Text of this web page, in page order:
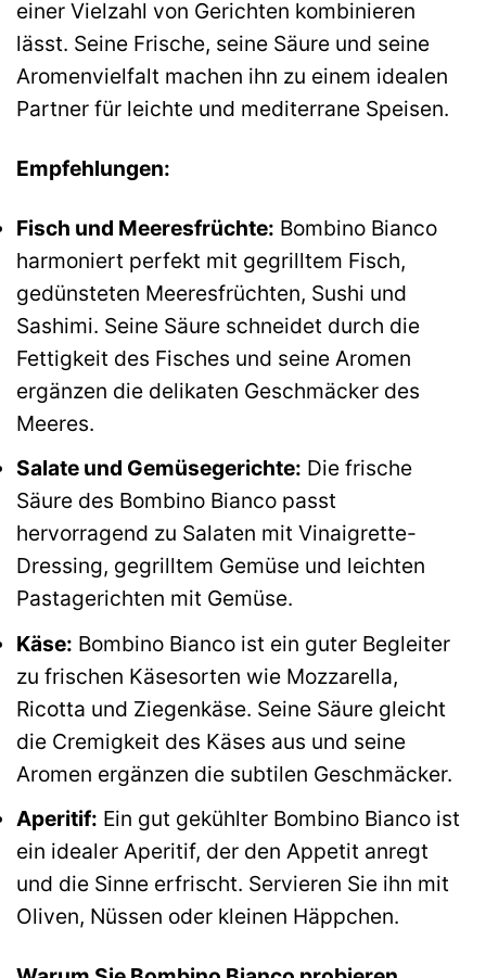
einer Vielzahl von Gerichten kombinieren
lässt. Seine Frische, seine Säure und seine
Aromenvielfalt machen ihn zu einem idealen
Partner für leichte und mediterrane Speisen.
Empfehlungen:
Fisch und Meeresfrüchte: Bombino Bianco
harmoniert perfekt mit gegrilltem Fisch,
gedünsteten Meeresfrüchten, Sushi und
Sashimi. Seine Säure schneidet durch die
Fettigkeit des Fisches und seine Aromen
ergänzen die delikaten Geschmäcker des
Meeres.
Salate und Gemüsegerichte: Die frische
Säure des Bombino Bianco passt
hervorragend zu Salaten mit Vinaigrette-
Dressing, gegrilltem Gemüse und leichten
Pastagerichten mit Gemüse.
Käse: Bombino Bianco ist ein guter Begleiter
zu frischen Käsesorten wie Mozzarella,
Ricotta und Ziegenkäse. Seine Säure gleicht
die Cremigkeit des Käses aus und seine
Aromen ergänzen die subtilen Geschmäcker.
Aperitif: Ein gut gekühlter Bombino Bianco ist
ein idealer Aperitif, der den Appetit anregt
und die Sinne erfrischt. Servieren Sie ihn mit
Oliven, Nüssen oder kleinen Häppchen.